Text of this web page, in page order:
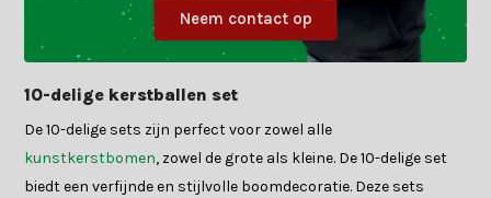
Neem contact op
10-delige kerstballen set
De 10-delige sets zijn perfect voor zowel alle
kunstkerstbomen, zowel de grote als kleine. De 10-delige set
biedt een verfijnde en stijlvolle boomdecoratie. Deze sets